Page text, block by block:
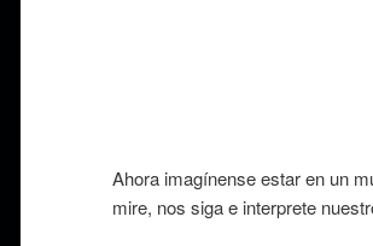
Ahora imagínense estar en un
mire, nos siga e interprete